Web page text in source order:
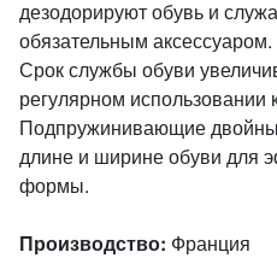
дезодорируют обувь и
обязательным аксессуаром.
Срок службы обуви
регулярном использовании
Подпружинивающие
длине и ширине обуви для
формы.
Производство: Франция